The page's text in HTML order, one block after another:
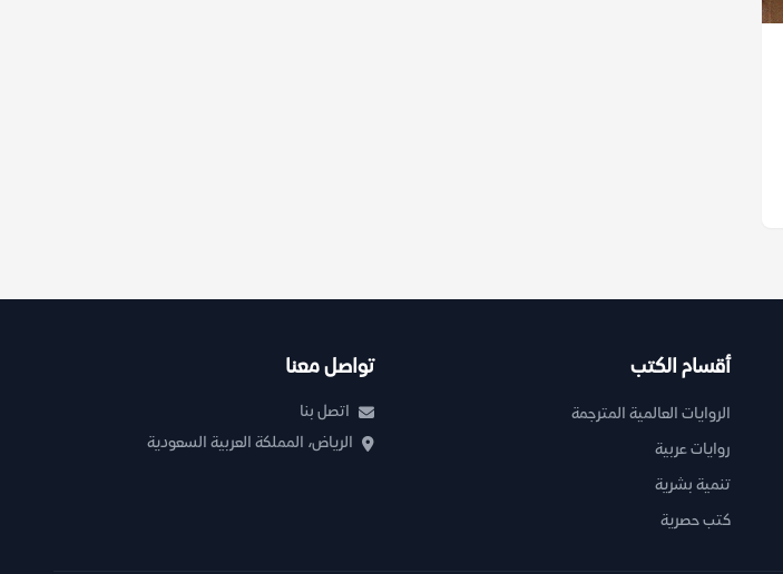
أقسام الكتب
الروايات العالمية المترجمة
روايات عربية
تنمية بشرية
كتب حصرية
تواصل معنا
اتصل بنا
الرياض، المملكة العربية السعودية